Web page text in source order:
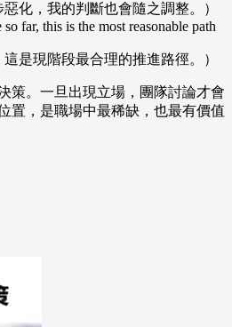
惡化，我的判斷也會隨之調整。）
far, this is the most reasonable path
這是現階段最合理的推進路徑。）
策。一旦出現立場，團隊討論才會
置，是職場中最稀缺，也最有價值